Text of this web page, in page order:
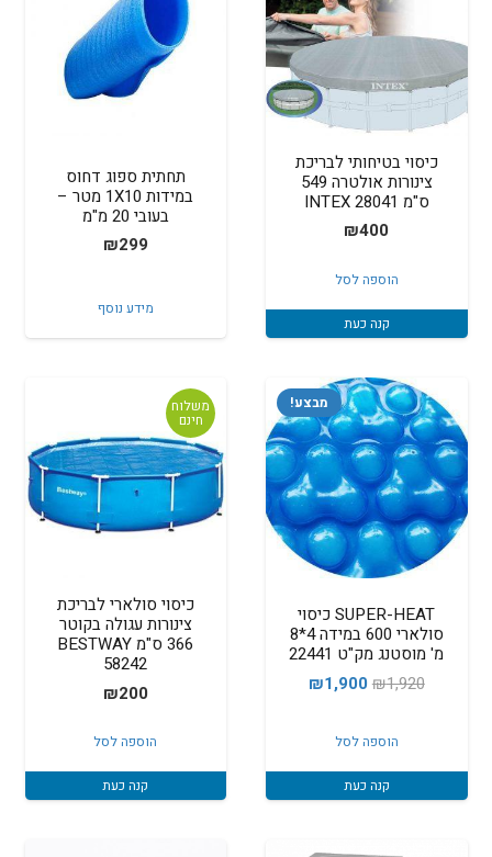
כיסוי בטיחותי לבריכת
צינורות אולטרה 549
ס"מ 28041 INTEX
₪400
הוספה לסל
קנה כעת
תחתית ספוג דחוס
במידות 1X10 מטר –
בעובי 20 מ"מ
₪299
מידע נוסף
מבצע!
SUPER-HEAT כיסוי
סולארי 600 במידה 4*8
מ' מוסטנג מק"ט 22441
₪1,920
המחיר
היה:
₪1,920.
₪1,900
₪1,900.
הוספה לסל
קנה כעת
משלוח
חינם
כיסוי סולארי לבריכת
צינורות עגולה בקוטר
366 ס"מ BESTWAY
58242
₪200
הוספה לסל
קנה כעת